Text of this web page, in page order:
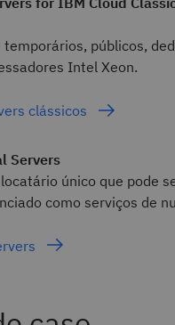
públicos,
Intel Xeon.
clássicos
Servers
único que pode
como serviços de